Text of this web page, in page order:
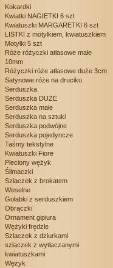
Kokardki
Kwiatki NAGIETKI 6 szt
Kwiatuszki MARGARETKI 6 szt
LISTKI z motylkiem, kwiatuszkiem
Motylki 5 szt
Róże różyczki atłasowe małe
10mm
Różyczki róże atłasowe duże 3cm
Satynowe róże na druciku
Serduszka
Serduszka DUŻE
Serduszka małe
Serduszka na sztuki
Serduszka podwójne
Serduszka pojedyncze
Taśmy tekstylne
Kwiatuszki Fiore
Pleciony wężyk
Ślimaczki
Szlaczek z brokatem
Weselne
Gołabki z serduszkiem
Obrączki
Ornament gipiura
Wężyki frędzle
Szlaczek z dziurkami
szlaczek z wytłaczanymi
kwiatuszkami
Wężyk